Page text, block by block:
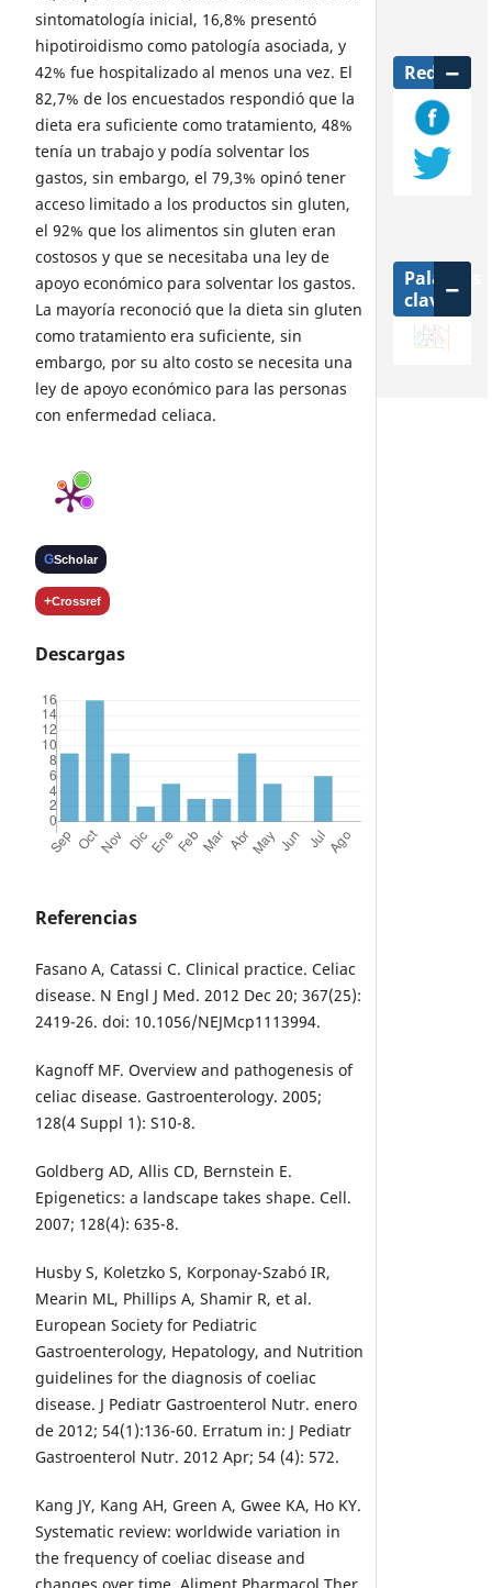
sintomatología inicial, 16,8% presentó
hipotiroidismo como patología asociada, y
42% fue hospitalizado al menos una vez. El
82,7% de los encuestados respondió que la
dieta era suficiente como tratamiento, 48%
tenía un trabajo y podía solventar los
gastos, sin embargo, el 79,3% opinó tener
acceso limitado a los productos sin gluten,
el 92% que los alimentos sin gluten eran
costosos y que se necesitaba una ley de
apoyo económico para solventar los gastos.
La mayoría reconoció que la dieta sin gluten
como tratamiento era suficiente, sin
embargo, por su alto costo se necesita una
ley de apoyo económico para las personas
con enfermedad celiaca.
GScholar
+Crossref
Descargas
Referencias
Fasano A, Catassi C. Clinical practice. Celiac
disease. N Engl J Med. 2012 Dec 20; 367(25):
2419-26. doi: 10.1056/NEJMcp1113994.
Kagnoff MF. Overview and pathogenesis of
celiac disease. Gastroenterology. 2005;
128(4 Suppl 1): S10-8.
Goldberg AD, Allis CD, Bernstein E.
Epigenetics: a landscape takes shape. Cell.
2007; 128(4): 635-8.
Husby S, Koletzko S, Korponay-Szabó IR,
Mearin ML, Phillips A, Shamir R, et al.
European Society for Pediatric
Gastroenterology, Hepatology, and Nutrition
guidelines for the diagnosis of coeliac
disease. J Pediatr Gastroenterol Nutr. enero
de 2012; 54(1):136-60. Erratum in: J Pediatr
Gastroenterol Nutr. 2012 Apr; 54 (4): 572.
Kang JY, Kang AH, Green A, Gwee KA, Ho KY.
Systematic review: worldwide variation in
the frequency of coeliac disease and
Redes
Palabras
clave
nefritis lupicalúpus eritematoso
telemedicina
telesalud
teleeducación telecuidadotelemática en salud.alteraciones hematológicas
madres hipertensas
discrasia marcadores tumorales
severidad de caries dental
paraguay queratitis
detección neonatal violencia
depresión